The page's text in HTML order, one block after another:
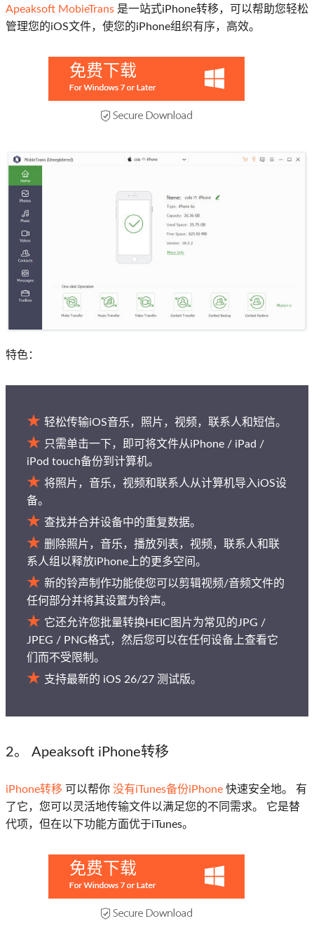
Apeaksoft MobieTrans 是一站式iPhone转移，可以帮助您轻松
管理您的iOS文件，使您的iPhone组织有序，高效。
免费下载
特色：
轻松传输iOS音乐，照片，视频，联系人和短信。
只需单击一下，即可将文件从iPhone / iPad /
iPod touch备份到计算机。
将照片，音乐，视频和联系人从计算机导入iOS设
备。
查找并合并设备中的重复数据。
删除照片，音乐，播放列表，视频，联系人和联
系人组以释放iPhone上的更多空间。
新的铃声制作功能使您可以剪辑视频/音频文件的
任何部分并将其设置为铃声。
它还允许您批量转换HEIC图片为常见的JPG /
JPEG / PNG格式，然后您可以在任何设备上查看它
们而不受限制。
支持最新的 iOS 26/27 测试版。
2。 Apeaksoft iPhone转移
iPhone转移 可以帮你 没有iTunes备份iPhone 快速安全地。 有
了它，您可以灵活地传输文件以满足您的不同需求。 它是替
代项，但在以下功能方面优于iTunes。
免费下载